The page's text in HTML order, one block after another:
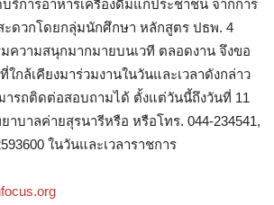
ริการอาหารเครื่องดื่มแก่ประชาชน จากการ
ะดวกโดยกลุ่มนักศึกษา หลักสูตร ปธพ. 4
ความสนุกมากมายบนเวที ตลอดงาน จึงขอ
กล้เคียงมาร่วมงานในวันและเวลาดังกล่าว
ารถติดต่อสอบถามได้ ตั้งแต่วันนี้ถึงวันที่ 11
าบาลค่ายสุรนารีหรือ หรือโทร. 044-234541,
ในวันและเวลาราชการ